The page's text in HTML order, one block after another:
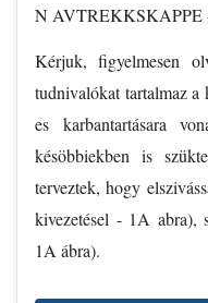
N AVTREKKSKAPPE
Kérjuk, figyelmesen
tudnivalókat tartalmaz a
es karbantartásara
késöbbiekben is
terveztek, hogy
kivezetésel - 1A abra),
1A ábra).